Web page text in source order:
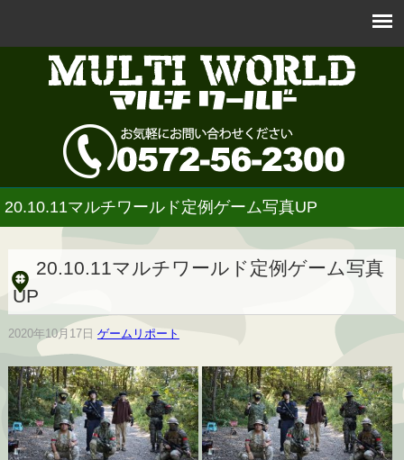
20.10.11マルチワールド定例ゲーム写真UP
20.10.11マルチワールド定例ゲーム写真
UP
2020年10月17日 ゲームリポート